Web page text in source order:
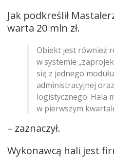
Jak podkreślił
warta 20 mln zł.
Obiekt jest również
w systemie
się z jednego
administracyjnej
logistycznego. Hala
w pierwszym
– zaznaczył.
Wykonawcą hali jest